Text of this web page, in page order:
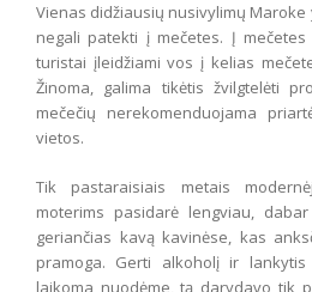
Vienas didžiausių nusivylimų
negali patekti į mečetes. Į
turistai įleidžiami vos į kelias
Žinoma, galima tikėtis žvilgtelėti
mečečių nerekomenduojama
vietos.
Tik pastaraisiais metais
moterims pasidarė lengviau,
geriančias kavą kavinėse, kas
pramoga. Gerti alkoholį ir
laikoma nuodėme, tą darydavo tik